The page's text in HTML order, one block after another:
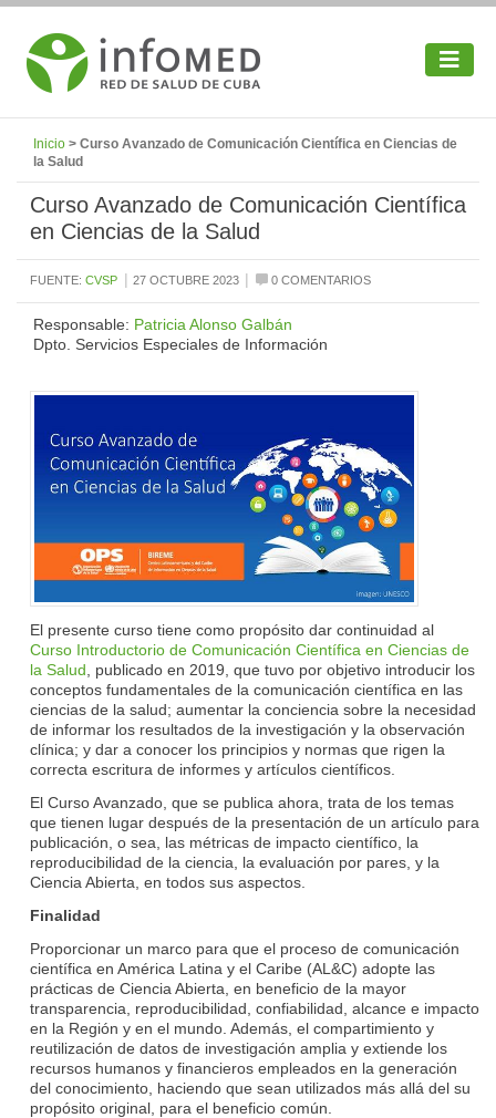
Inicio > Curso Avanzado de Comunicación Científica en Ciencias de
la Salud
Curso Avanzado de Comunicación Científica
en Ciencias de la Salud
FUENTE: CVSP | 27 OCTUBRE 2023 | 0 COMENTARIOS
Responsable: Patricia Alonso Galbán
Dpto. Servicios Especiales de Información
El presente curso tiene como propósito dar continuidad al
Curso Introductorio de Comunicación Científica en Ciencias de
la Salud , publicado en 2019, que tuvo por objetivo introducir los
conceptos fundamentales de la comunicación científica en las
ciencias de la salud; aumentar la conciencia sobre la necesidad
de informar los resultados de la investigación y la observación
clínica; y dar a conocer los principios y normas que rigen la
correcta escritura de informes y artículos científicos.
El Curso Avanzado, que se publica ahora, trata de los temas
que tienen lugar después de la presentación de un artículo para
publicación, o sea, las métricas de impacto científico, la
reproducibilidad de la ciencia, la evaluación por pares, y la
Ciencia Abierta, en todos sus aspectos.
Finalidad
Proporcionar un marco para que el proceso de comunicación
científica en América Latina y el Caribe (AL&C) adopte las
prácticas de Ciencia Abierta, en beneficio de la mayor
transparencia, reproducibilidad, confiabilidad, alcance e impacto
en la Región y en el mundo. Además, el compartimiento y
reutilización de datos de investigación amplia y extiende los
recursos humanos y financieros empleados en la generación
del conocimiento, haciendo que sean utilizados más allá del su
propósito original, para el beneficio común.